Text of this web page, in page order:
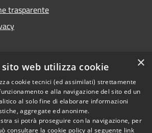
trasparente
Copyright © 2026 • Comune di
Palestrina • Powered by
×
sito web utilizza cookie
cookie tecnici (ed assimilati) strettamente
e alla navigazione del sito ed un
al solo fine di elaborare informazioni
aggregate ed anonime.
si potrà proseguire con la navigazione, per
consultare la cookie policy al seguente link